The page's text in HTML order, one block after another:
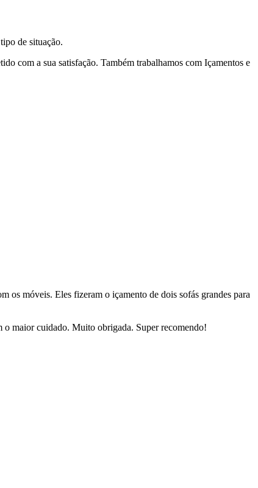
de situação.
com a sua satisfação. Também trabalhamos com Içamentos e
os móveis. Eles fizeram o içamento de dois sofás grandes para
o maior cuidado. Muito obrigada. Super recomendo!